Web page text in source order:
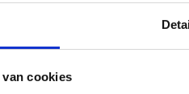
cookies
dan het landelijke